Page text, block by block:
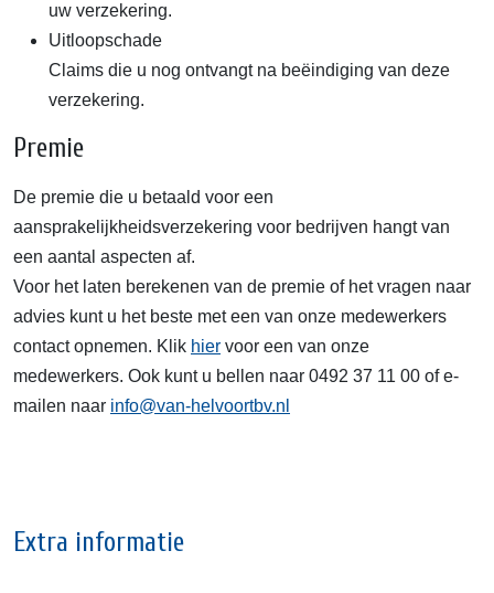
uw verzekering.
Uitloopschade
Claims die u nog ontvangt na beëindiging van deze
verzekering.
Premie
De premie die u betaald voor een
aansprakelijkheidsverzekering voor bedrijven hangt van
een aantal aspecten af.
Voor het laten berekenen van de premie of het vragen naar
advies kunt u het beste met een van onze medewerkers
contact opnemen. Klik hier voor een van onze
medewerkers. Ook kunt u bellen naar 0492 37 11 00 of e-
mailen naar info@van-helvoortbv.nl
Extra informatie